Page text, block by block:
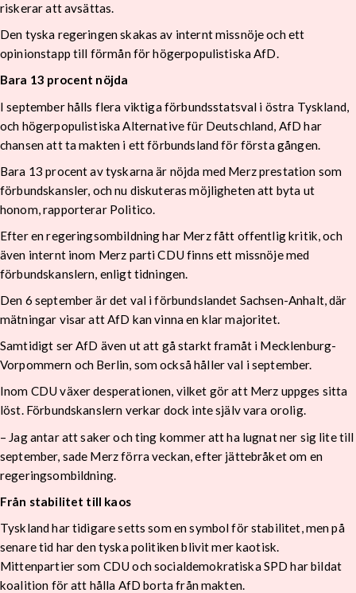
riskerar att avsättas.
Den tyska regeringen skakas av internt missnöje och ett
opinionstapp till förmån för högerpopulistiska AfD.
Bara 13 procent nöjda
I september hålls flera viktiga förbundsstatsval i östra Tyskland,
och högerpopulistiska Alternative für Deutschland, AfD har
chansen att ta makten i ett förbundsland för första gången.
Bara 13 procent av tyskarna är nöjda med Merz prestation som
förbundskansler, och nu diskuteras möjligheten att byta ut
honom, rapporterar Politico.
Efter en regeringsombildning har Merz fått offentlig kritik, och
även internt inom Merz parti CDU finns ett missnöje med
förbundskanslern, enligt tidningen.
Den 6 september är det val i förbundslandet Sachsen-Anhalt, där
mätningar visar att AfD kan vinna en klar majoritet.
Samtidigt ser AfD även ut att gå starkt framåt i Mecklenburg-
Vorpommern och Berlin, som också håller val i september.
Inom CDU växer desperationen, vilket gör att Merz uppges sitta
löst. Förbundskanslern verkar dock inte själv vara orolig.
– Jag antar att saker och ting kommer att ha lugnat ner sig lite till
september, sade Merz förra veckan, efter jättebråket om en
regeringsombildning.
Från stabilitet till kaos
Tyskland har tidigare setts som en symbol för stabilitet, men på
senare tid har den tyska politiken blivit mer kaotisk.
Mittenpartier som CDU och socialdemokratiska SPD har bildat
koalition för att hålla AfD borta från makten.